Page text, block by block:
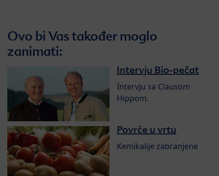
Ovo bi Vas također moglo
zanimati:
Intervju Bio-pečat
Intervju sa Clausom
Hippom.
Povrće u vrtu
Kemikalije zabranjene